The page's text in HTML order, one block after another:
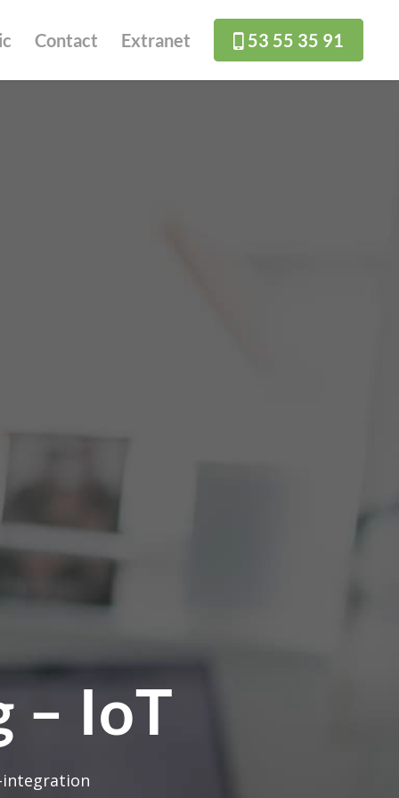
Contact Extranet 53 55 35 91
– IoT
integration